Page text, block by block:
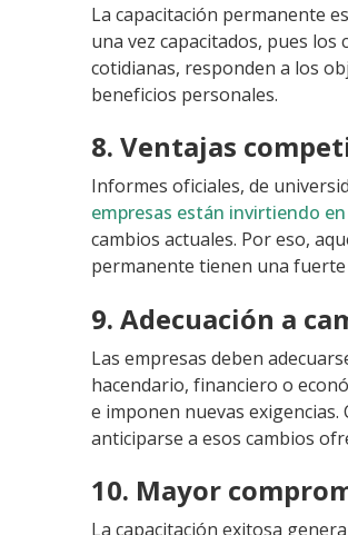
La capacitación permanente
una vez capacitados, pues
cotidianas, responden a los
beneficios personales.
8. Ventajas
Informes oficiales, de
empresas están invirtiendo
cambios actuales. Por eso,
permanente tienen una
9. Adecuación a
Las empresas deben
hacendario, financiero o
e imponen nuevas
anticiparse a esos cambios
10. Mayor
La capacitación exitosa